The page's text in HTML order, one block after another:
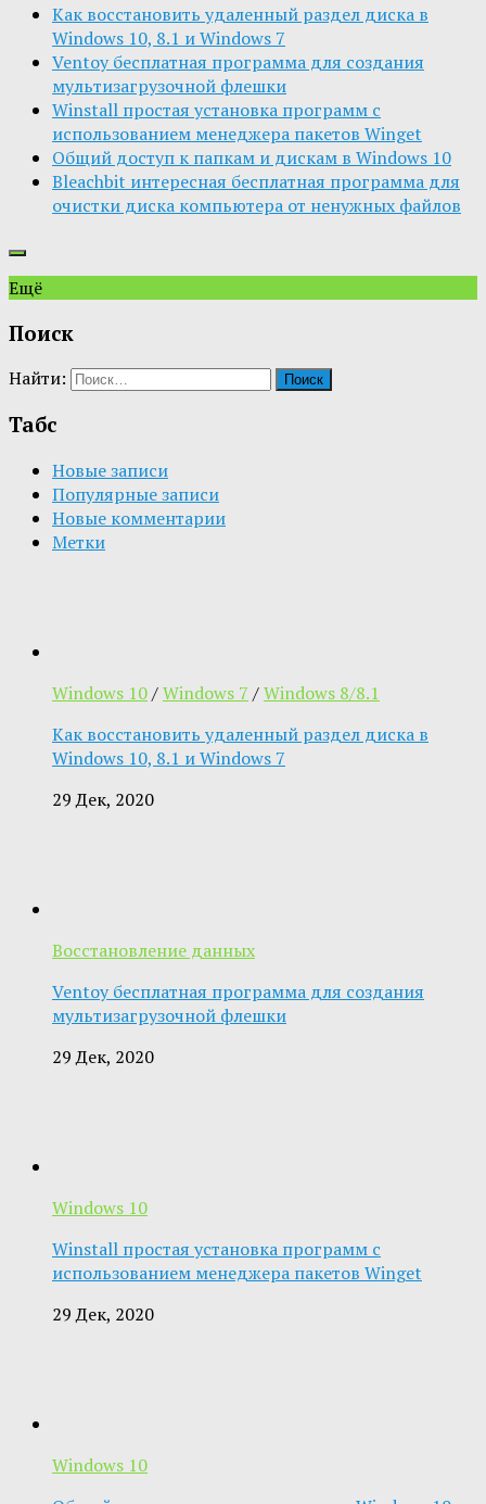
Как восстановить удаленный раздел диска в
Windows 10, 8.1 и Windows 7
Ventoy бесплатная программа для создания
мультизагрузочной флешки
Winstall простая установка программ с
использованием менеджера пакетов Winget
Общий доступ к папкам и дискам в Windows 10
Bleachbit интересная бесплатная программа для
очистки диска компьютера от ненужных файлов
Ещё
Поиск
Найти:
Табс
Новые записи
Популярные записи
Новые комментарии
Метки
Windows 10/Windows 7 /Windows 8/8.1
Как восстановить удаленный раздел диска в
Windows 10, 8.1 и Windows 7
29 Дек, 2020
Восстановление данных
Ventoy бесплатная программа для создания
мультизагрузочной флешки
29 Дек, 2020
Windows 10
Winstall простая установка программ с
использованием менеджера пакетов Winget
29 Дек, 2020
Windows 10